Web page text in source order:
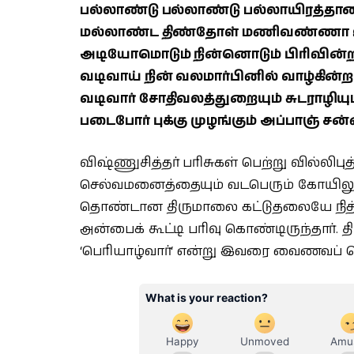
பல்லாண்டு பல்லாண்டு
மல்லாண்ட திண்தோள் மணிவண்ணா உன்
அடியோமொடும் நின்னொடும்
வடிவாய் நின் வலமார்பினில்
வடிவார் சோதிவலத்துறையும்
படைபோர் புக்கு முழங்கும் அப்பாஞ்
விஷ்ணுசித்தர் பரிசுகள் பெற்று
செல்வமனைத்தையும் வடபெரும்
தொண்டான திருமாலை கட்டுதலையே
அன்பைக் கூட்டி பரிவு கொண்டிருந்தார்.
‘பெரியாழ்வார்‘ என்று இவரை வைணவப்